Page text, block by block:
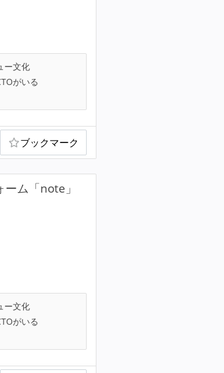
ー文化
がいる
ブックマーク
ム「note」
ー文化
がいる